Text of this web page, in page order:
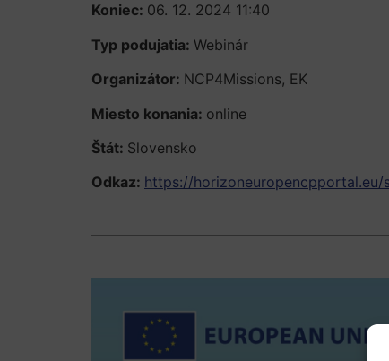
Koniec: 06. 12. 2024 11:40
Typ podujatia: Webinár
Organizátor: NCP4Missions, EK
Miesto konania: online
Štát: Slovensko
Odkaz: https://